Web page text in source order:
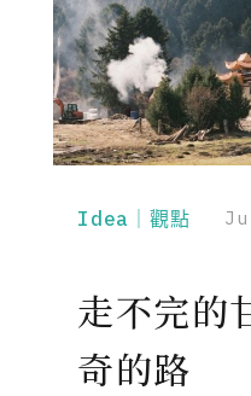
Idea｜觀點
走不完的
奇的路